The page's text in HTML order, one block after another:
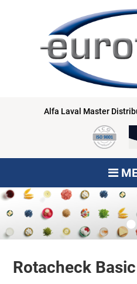
Alfa Laval Master
Rotacheck